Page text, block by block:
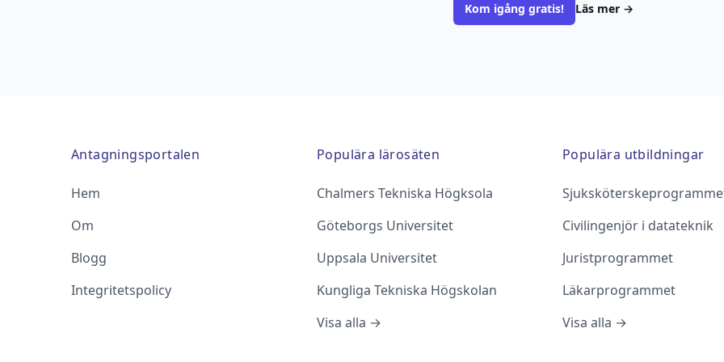
Kom igång gratis! Läs mer →
Antagningsportalen
Hem
Om
Blogg
Integritetspolicy
Populära lärosäten
Chalmers Tekniska Högksola
Göteborgs Universitet
Uppsala Universitet
Kungliga Tekniska Högskolan
Visa alla →
Populära utbildningar
Civilingenjör i datateknik
Juristprogrammet
Läkarprogrammet
Visa alla →